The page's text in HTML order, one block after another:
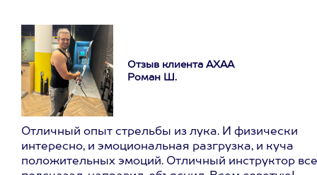
Отзыв клиента АХАА
Роман Ш.
Отличный опыт стрельбы из лука. И физически
интересно, и эмоциональная разгрузка, и куча
положительных эмоций. Отличный инструктор все